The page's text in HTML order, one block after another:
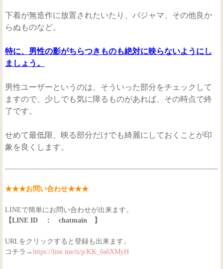
下着が無造作に放置されたいたり、パジャマ、その他良か
らぬものなど。
特に、男性の影がちらつきものも絶対に映らないようにし
ましょう。
男性ユーザーというのは、そういった部分をチェックして
ますので、少しでも気に障るものがあれば、その時点で終
了です。
せめて最低限、映る部分だけでも綺麗にしておくことが印
象を良くします。
★★★お問い合わせ★★★
LINEで簡単にお問い合わせが出来ます。
【LINE ID ： chatmain 】
URLをクリックすると登録も出来ます。
コチラ→ https://line.me/ti/p/KK_6s6XMyH